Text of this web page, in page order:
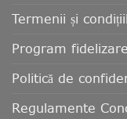
Termenii și
Program
Politică de
Regulamente